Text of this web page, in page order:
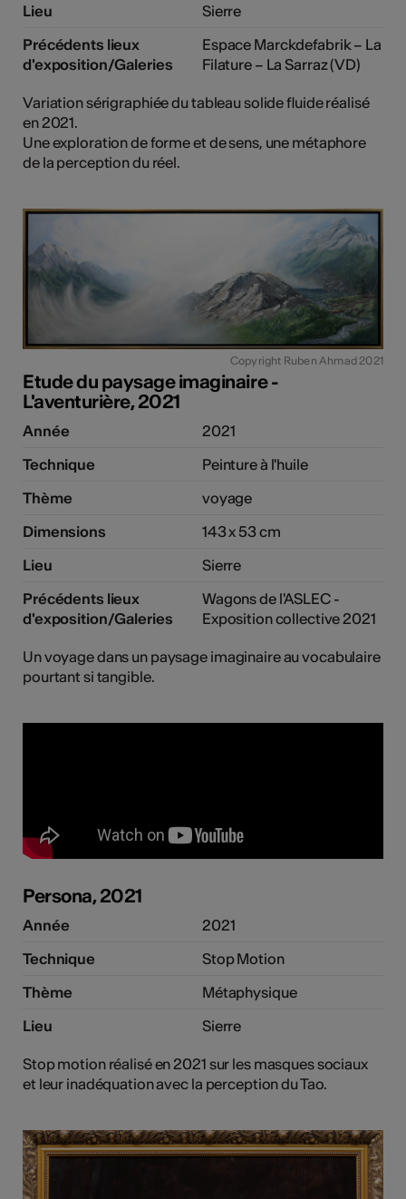
Lieu
Sierre
Précédents lieux
d'exposition/Galeries
Espace Marckdefabrik – La
Filature – La Sarraz (VD)
Variation sérigraphiée du tableau solide fluide réalisé
en 2021.
Une exploration de forme et de sens, une métaphore
de la perception du réel.
Copyright Ruben Ahmad 2021
Etude du paysage imaginaire -
L'aventurière, 2021
Année
2021
Technique
Peinture à l'huile
Thème
voyage
Dimensions
143 x 53 cm
Lieu
Sierre
Précédents lieux
d'exposition/Galeries
Wagons de l'ASLEC -
Exposition collective 2021
Un voyage dans un paysage imaginaire au vocabulaire
pourtant si tangible.
Persona, 2021
Année
2021
Technique
Stop Motion
Thème
Métaphysique
Lieu
Sierre
Stop motion réalisé en 2021 sur les masques sociaux
et leur inadéquation avec la perception du Tao.